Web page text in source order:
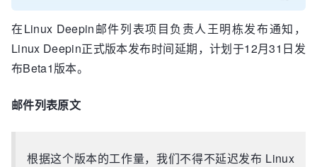
在Linux Deepin邮件列表项目负责人王明栋发布通知，
Linux Deepin正式版本发布时间延期，计划于12月31日发
布Beta1版本。
邮件列表原文
根据这个版本的工作量，我们不得不延迟发布 Linux